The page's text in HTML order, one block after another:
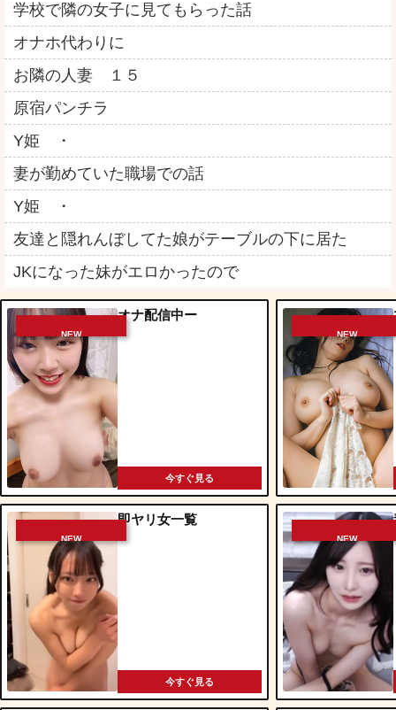
学校で隣の女子に見てもらった話
オナホ代わりに
お隣の人妻 １５
原宿パンチラ
Y姫 ・
妻が勤めていた職場での話
Y姫 ・
友達と隠れんぼしてた娘がテーブルの下に居た
JKになった妹がエロかったので
NEW
オナ配信中ー
今すぐ見る
NEW
即ヤリ女一覧
今すぐ見る
NEW
NEW